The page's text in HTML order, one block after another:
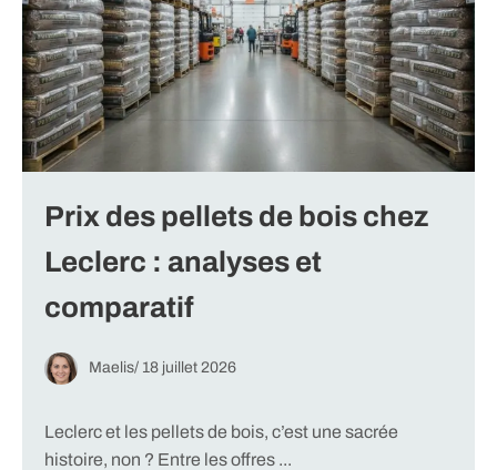
Prix des pellets de bois chez
Leclerc : analyses et
comparatif
Maelis/ 18 juillet 2026
Leclerc et les pellets de bois, c’est une sacrée
histoire, non ? Entre les offres ...